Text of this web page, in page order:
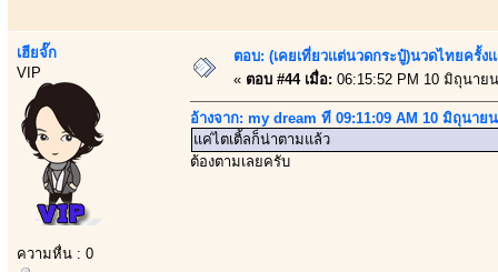
เฮียจั๊ก
VIP
ความหื่น : 0
ตอบ: (เคยเที่ยวเเต่นวดกระปู๋)นวดไทยครั้ง
« ตอบ #44 เมื่อ: 06:15:52 PM 10 มิถุนาย
อ้างจาก: my dream ที่ 09:11:09 AM 10 มิถุนาย
แค่ไตเติ้ลก็น่าตามแล้ว
ต้องตามเลยครับ